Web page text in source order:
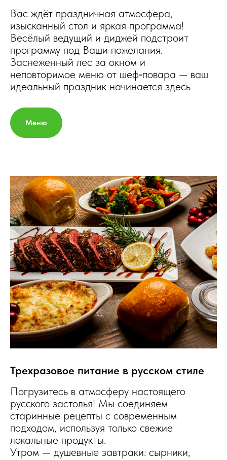
Вас ждёт праздничная атмосфера,
изысканный стол и яркая программа!
Весёлый ведущий и диджей подстроит
программу под Ваши пожелания.
Заснеженный лес за окном и
неповторимое меню от шеф‑повара — ваш
идеальный праздник начинается здесь
Меню
Трехразовое питание в русском стиле
Погрузитесь в атмосферу настоящего
русского застолья! Мы соединяем
старинные рецепты с современным
подходом, используя только свежие
локальные продукты.
Утром — душевные завтраки: сырники,